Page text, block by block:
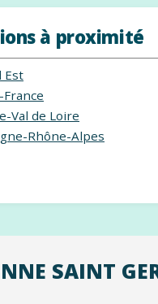
à proximité
Est
Val de Loire
Rhône-Alpes
SAINT